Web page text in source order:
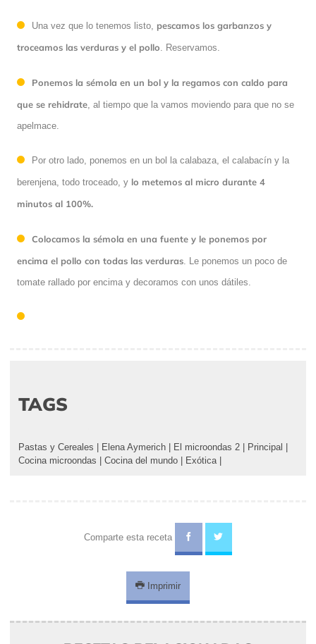
Una vez que lo tenemos listo, pescamos los garbanzos y
troceamos las verduras y el pollo . Reservamos.
Ponemos la sémola en un bol y la regamos con caldo para
que se rehidrate , al tiempo que la vamos moviendo para que no se
apelmace.
Por otro lado, ponemos en un bol la calabaza, el calabacín y la
berenjena, todo troceado, y lo metemos al micro durante 4
minutos al 100%.
Colocamos la sémola en una fuente y le ponemos por
encima el pollo con todas las verduras . Le ponemos un poco de
tomate rallado por encima y decoramos con unos dátiles.
TAGS
Pastas y Cereales Elena Aymerich El microondas 2 Principal
Cocina microondas
Cocina del mundo Exótica
Comparte esta receta
Imprimir